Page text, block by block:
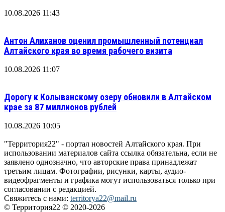
10.08.2026 11:43
Антон Алиханов оценил промышленный потенциал
Алтайского края во время рабочего визита
10.08.2026 11:07
Дорогу к Колыванскому озеру обновили в Алтайском
крае за 87 миллионов рублей
10.08.2026 10:05
"Территория22" - портал новостей Алтайского края. При
использовании материалов сайта ссылка обязательна, если не
заявлено однозначно, что авторские права принадлежат
третьим лицам. Фотографии, рисунки, карты, аудио-
видеофрагменты и графика могут использоваться только при
согласовании с редакцией.
Свяжитесь с нами: territorya22@mail.ru
© Территория22 © 2020-2026